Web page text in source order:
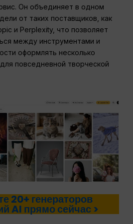
Он объединяет в одном
от таких поставщиков, как
и Perplexity, что позволяет
между инструментами и
оформлять несколько
повседневной творческой
20+ генераторов
AI прямо сейчас >